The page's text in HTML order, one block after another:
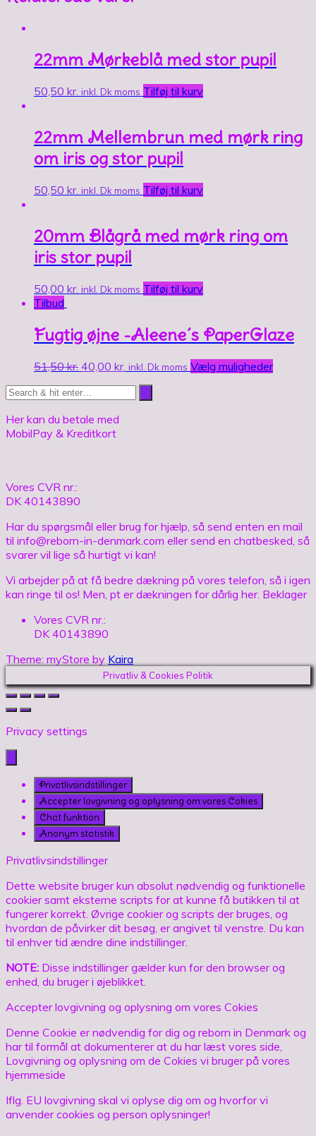
22mm Mørkeblå med stor pupil
50,50 kr. inkl. Dk moms Tilføj til kurv
22mm Mellembrun med mørk ring
om iris og stor pupil
50,50 kr. inkl. Dk moms Tilføj til kurv
20mm Blågrå med mørk ring om
iris stor pupil
50,00 kr. inkl. Dk moms Tilføj til kurv
Tilbud
Fugtig øjne -Aleene´s PaperGlaze
51,50kr. 40,00 kr. inkl. Dk moms Vælg muligheder
Her kan du betale med
MobilPay & Kreditkort
Vores CVR nr.:
DK 40143890
Har du spørgsmål eller brug for hjælp, så send enten en mail
til info@reborn-in-denmark.com eller send en chatbesked, så
svarer vil lige så hurtigt vi kan!
Vi arbejder på at få bedre dækning på vores telefon, så i igen
kan ringe til os! Men, pt er dækningen for dårlig her. Beklager
Vores CVR nr.:
DK 40143890
Theme: myStore by Kaira
Privatliv & Cookies Politik
Privacy settings
Privatlivsindstillinger
Accepter lovgivning og oplysning om vores Cokies
Chat funktion
Anonym statistik
Privatlivsindstillinger
Dette website bruger kun absolut nødvendig og funktionelle
cookier samt eksterne scripts for at kunne få butikken til at
fungerer korrekt. Øvrige cookier og scripts der bruges, og
hvordan de påvirker dit besøg, er angivet til venstre. Du kan
til enhver tid ændre dine indstillinger.
NOTE: Disse indstillinger gælder kun for den browser og
enhed, du bruger i øjeblikket.
Accepter lovgivning og oplysning om vores Cokies
Denne Cookie er nødvendig for dig og reborn in Denmark og
har til formål at dokumenterer at du har læst vores side,
Lovgivning og oplysning om de Cokies vi bruger på vores
hjemmeside
Iflg. EU lovgivning skal vi oplyse dig om og hvorfor vi
anvender cookies og person oplysninger!